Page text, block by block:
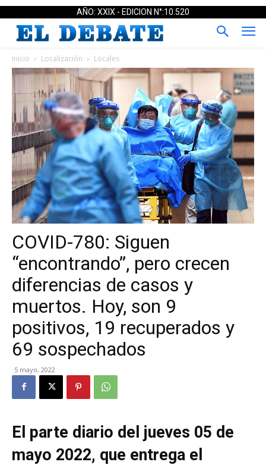
AÑO: XXIX - EDICION N°:10.520
Inicio Localización Locales
COVID-780: Siguen
“encontrando”, pero crecen
diferencias de casos y
muertos. Hoy, son 9
positivos, 19 recuperados y
69 sospechados
5 mayo, 2022
El parte diario del jueves 05 de
mayo 2022, que entrega el